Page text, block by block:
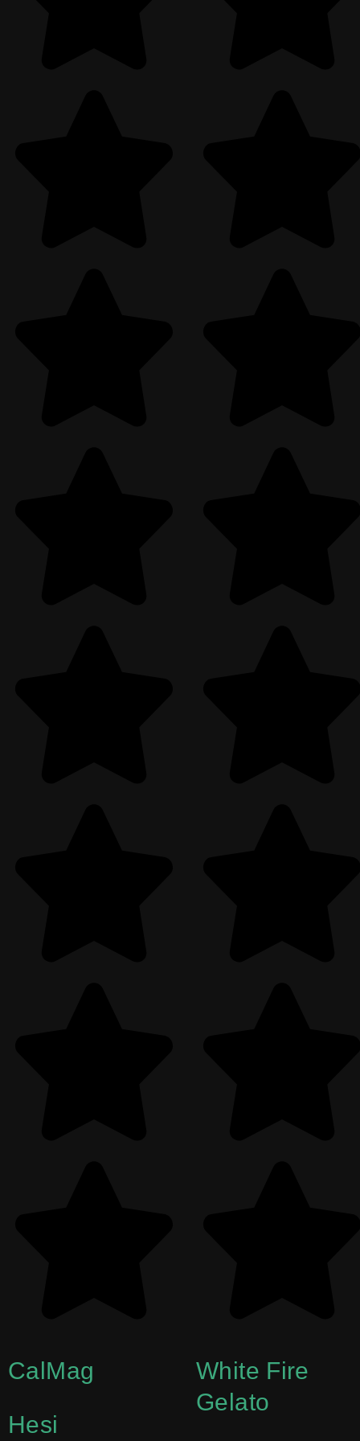
CalMag
Hesi
White Fire
Gelato